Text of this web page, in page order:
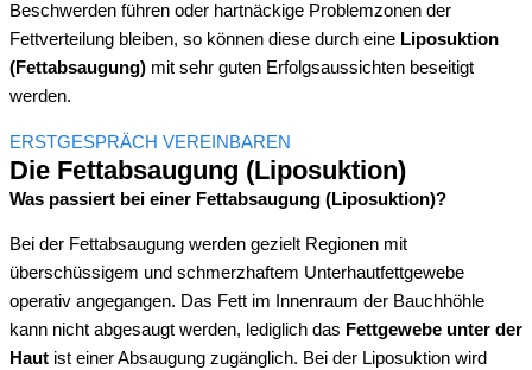
Beschwerden führen oder hartnäckige Problemzonen der
Fettverteilung bleiben, so können diese durch eine Liposuktion
(Fettabsaugung) mit sehr guten Erfolgsaussichten beseitigt
werden.
ERSTGESPRÄCH VEREINBAREN
Die Fettabsaugung (Liposuktion)
Was passiert bei einer Fettabsaugung (Liposuktion)?
Bei der Fettabsaugung werden gezielt Regionen mit
überschüssigem und schmerzhaftem Unterhautfettgewebe
operativ angegangen. Das Fett im Innenraum der Bauchhöhle
kann nicht abgesaugt werden, lediglich das Fettgewebe unter der
Haut ist einer Absaugung zugänglich. Bei der Liposuktion wird